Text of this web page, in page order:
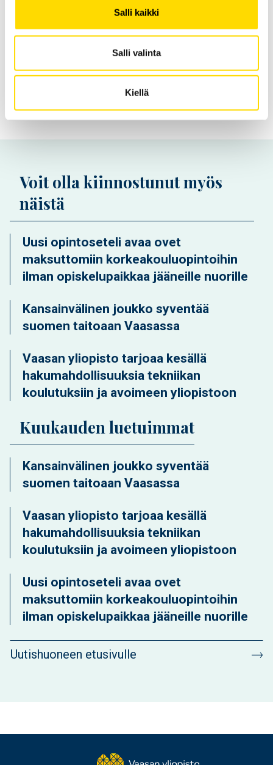
Salli kaikki
Salli valinta
Kiellä
yhteiskunnallisesta vaikuttamisesta. Pysy
kanssamme kehityksen eturintamassa.
Tilaa uutiskirje
Voit olla kiinnostunut myös
näistä
Uusi opintoseteli avaa ovet
maksuttomiin korkeakouluopintoihin
ilman opiskelupaikkaa jääneille nuorille
Kansainvälinen joukko syventää
suomen taitoaan Vaasassa
Vaasan yliopisto tarjoaa kesällä
hakumahdollisuuksia tekniikan
koulutuksiin ja avoimeen yliopistoon
Kuukauden luetuimmat
Kansainvälinen joukko syventää
suomen taitoaan Vaasassa
Vaasan yliopisto tarjoaa kesällä
hakumahdollisuuksia tekniikan
koulutuksiin ja avoimeen yliopistoon
Uusi opintoseteli avaa ovet
maksuttomiin korkeakouluopintoihin
ilman opiskelupaikkaa jääneille nuorille
Uutishuoneen etusivulle